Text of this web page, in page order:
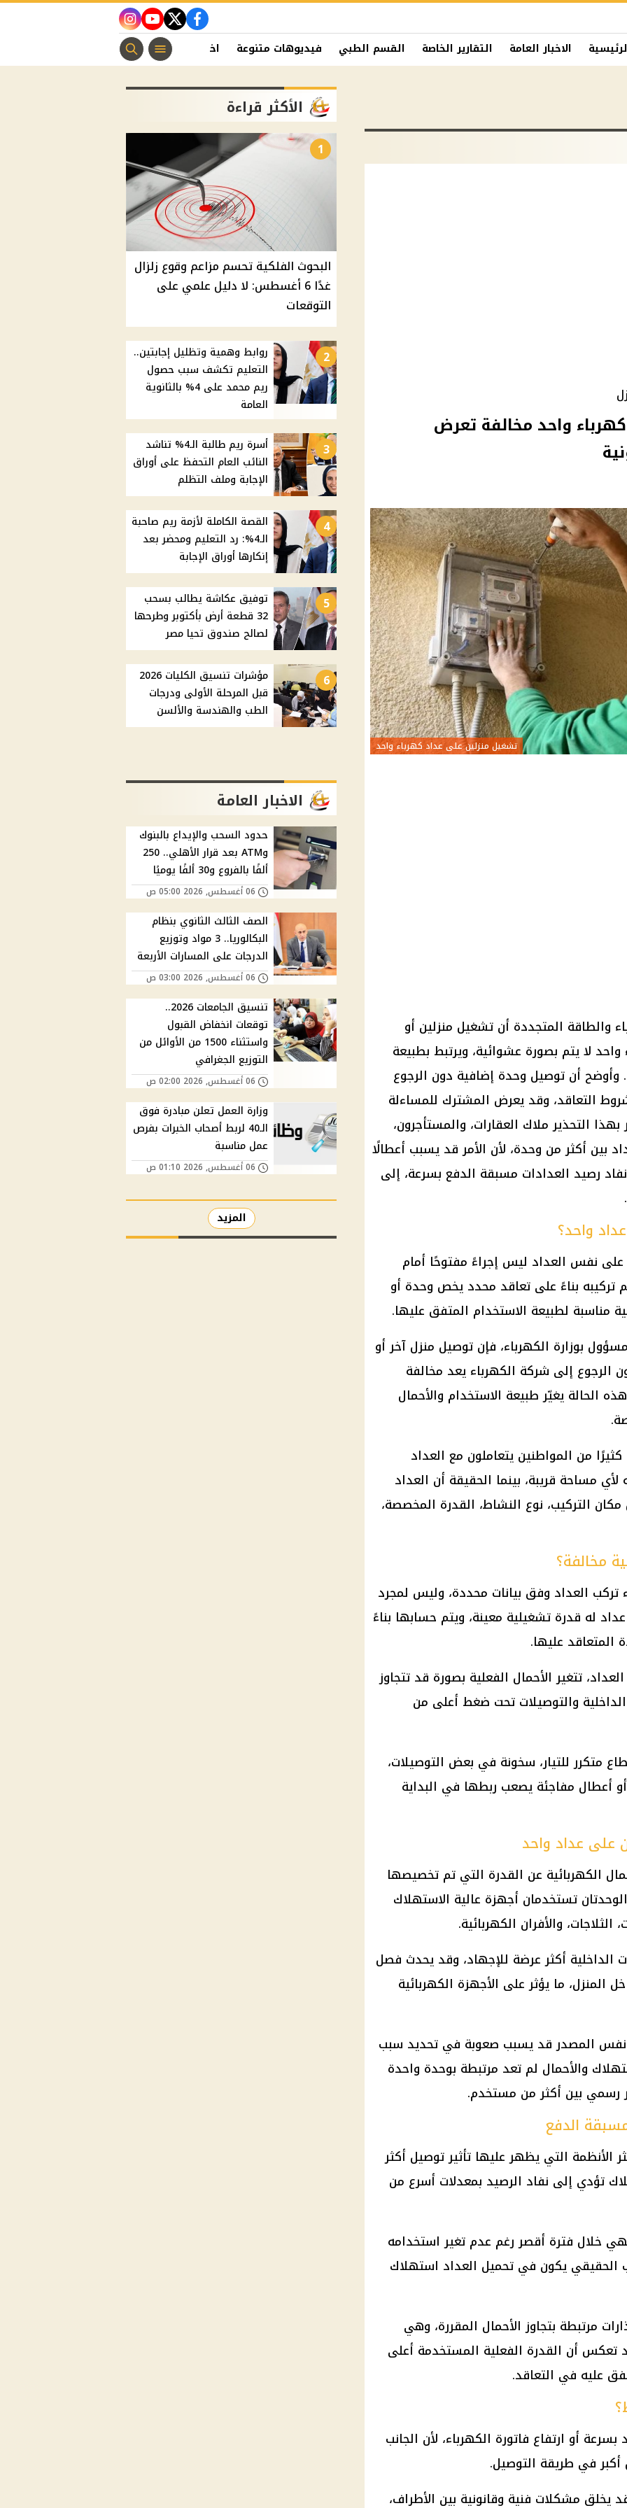
facebook
twitter
youtube
instagram
الاخبار العامة التقارير الخاصة القسم الطبي فيديوهات متنوعة اخبار الفن منوعات مسيحية
واحد مخالفة تعرض
تشغيل منزلين على عداد كهرباء واحد
المتجددة أن تشغيل منزلين أو
لا يتم بصورة عشوائية، ويرتبط بطبيعة
وأوضح أن توصيل وحدة إضافية دون الرجوع
التعاقد، وقد يعرض المشترك للمساءلة
بهذا التحذير ملاك العقارات، والمستأجرون،
بين أكثر من وحدة، لأن الأمر قد يسبب أعطالًا
رصيد العدادات مسبقة الدفع بسرعة، إلى
واحد؟
نفس العداد ليس إجراءً مفتوحًا أمام
تركيبه بناءً على تعاقد محدد يخص وحدة أو
مناسبة لطبيعة الاستخدام المتفق عليها.
بوزارة الكهرباء، فإن توصيل منزل آخر أو
إلى شركة الكهرباء يعد مخالفة
الحالة يغيّر طبيعة الاستخدام والأحمال
من المواطنين يتعاملون مع العداد
مساحة قريبة، بينما الحقيقة أن العداد
مكان التركيب، نوع النشاط، القدرة المخصصة،
مخالفة؟
العداد وفق بيانات محددة، وليس لمجرد
له قدرة تشغيلية معينة، ويتم حسابها بناءً
المتعاقد عليها.
تتغير الأحمال الفعلية بصورة قد تتجاوز
والتوصيلات تحت ضغط أعلى من
متكرر للتيار، سخونة في بعض التوصيلات،
أعطال مفاجئة يصعب ربطها في البداية
على عداد واحد
الكهربائية عن القدرة التي تم تخصيصها
تستخدمان أجهزة عالية الاستهلاك
والأفران الكهربائية.
الداخلية أكثر عرضة للإجهاد، وقد يحدث فصل
ما يؤثر على الأجهزة الكهربائية
المصدر قد يسبب صعوبة في تحديد سبب
والأحمال لم تعد مرتبطة بوحدة واحدة
رسمي بين أكثر من مستخدم.
الدفع
التي يظهر عليها تأثير توصيل أكثر
تؤدي إلى نفاد الرصيد بمعدلات أسرع من
خلال فترة أقصر رغم عدم تغير استخدامه
الحقيقي يكون في تحميل العداد استهلاك
مرتبطة بتجاوز الأحمال المقررة، وهي
تعكس أن القدرة الفعلية المستخدمة أعلى
عليه في التعاقد.
أو ارتفاع فاتورة الكهرباء، لأن الجانب
في طريقة التوصيل.
مشكلات فنية وقانونية بين الأطراف،
الأكثر قراءة
1
البحوث الفلكية تحسم مزاعم وقوع زلزال
غدًا 6 أغسطس: لا دليل علمي على
التوقعات
2
روابط وهمية وتظليل إجابتين..
التعليم تكشف سبب حصول
ريم محمد على 4% بالثانوية
العامة
3
أسرة ريم طالبة الـ4% تناشد
النائب العام التحفظ على أوراق
الإجابة وملف التظلم
4
القصة الكاملة لأزمة ريم صاحبة
الـ4%: رد التعليم ومحضر بعد
إنكارها أوراق الإجابة
5
توفيق عكاشة يطالب بسحب
32 قطعة أرض بأكتوبر وطرحها
لصالح صندوق تحيا مصر
6
مؤشرات تنسيق الكليات 2026
قبل المرحلة الأولى ودرجات
الطب والهندسة والألسن
الاخبار العامة
حدود السحب والإيداع بالبنوك
وATM بعد قرار الأهلي.. 250
ألفًا بالفروع و30 ألفًا يوميًا
06 أغسطس, 2026 05:00 ص
الصف الثالث الثانوي بنظام
البكالوريا.. 3 مواد وتوزيع
الدرجات على المسارات الأربعة
06 أغسطس, 2026 03:00 ص
تنسيق الجامعات 2026..
توقعات انخفاض القبول
واستثناء 1500 من الأوائل من
التوزيع الجغرافي
06 أغسطس, 2026 02:00 ص
وزارة العمل تعلن مبادرة فوق
الـ40 لربط أصحاب الخبرات بفرص
عمل مناسبة
06 أغسطس, 2026 01:10 ص
المزيد